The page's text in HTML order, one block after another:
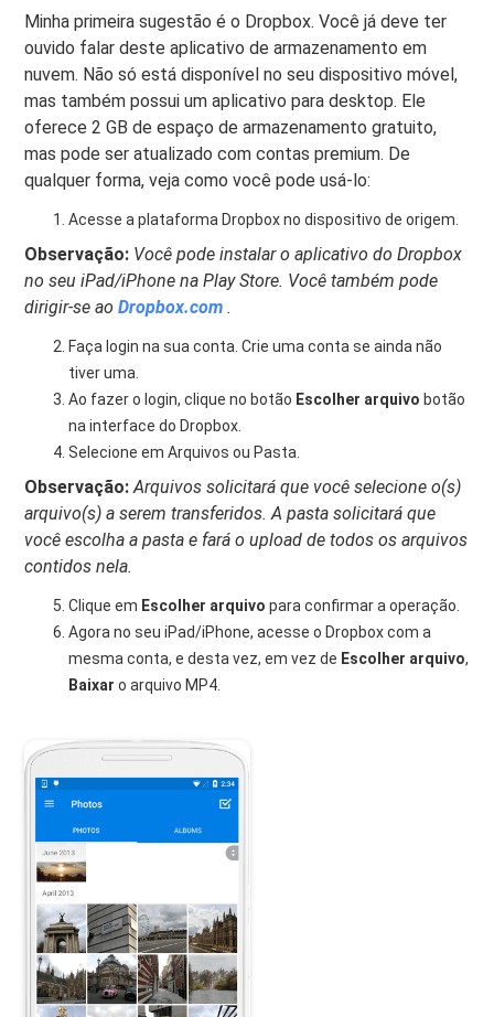
Minha primeira sugestão é o Dropbox. Você já deve ter
ouvido falar deste aplicativo de armazenamento em
nuvem. Não só está disponível no seu dispositivo móvel,
mas também possui um aplicativo para desktop. Ele
oferece 2 GB de espaço de armazenamento gratuito,
mas pode ser atualizado com contas premium. De
qualquer forma, veja como você pode usá-lo:
Acesse a plataforma Dropbox no dispositivo de origem.
Observação: Você pode instalar o aplicativo do Dropbox
no seu iPad/iPhone na Play Store. Você também pode
dirigir-se aoDropbox.com .
Faça login na sua conta. Crie uma conta se ainda não
tiver uma.
Ao fazer o login, clique no botão Escolher arquivo botão
na interface do Dropbox.
Selecione em Arquivos ou Pasta.
Observação:Arquivos solicitará que você selecione o(s)
arquivo(s) a serem transferidos. A pasta solicitará que
você escolha a pasta e fará o upload de todos os arquivos
contidos nela.
Clique em Escolher arquivo para confirmar a operação.
Agora no seu iPad/iPhone, acesse o Dropbox com a
mesma conta, e desta vez, em vez de Escolher arquivo,
Baixar o arquivo MP4.